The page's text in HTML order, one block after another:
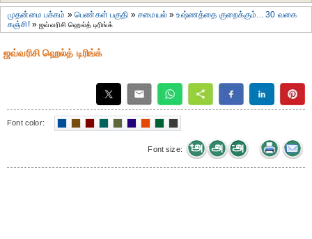
முதன்மை பக்கம் »பெண்கள் பகுதி »சமையல்»உஷ்ணத்தை குறைக்கும்... 30 வகை
கஞ்சி!»ஜவ்வரிசி ஹெல்த் டிரிங்க்
ஜவ்வரிசி ஹெல்த் டிரிங்க்
Font color:
Font size: